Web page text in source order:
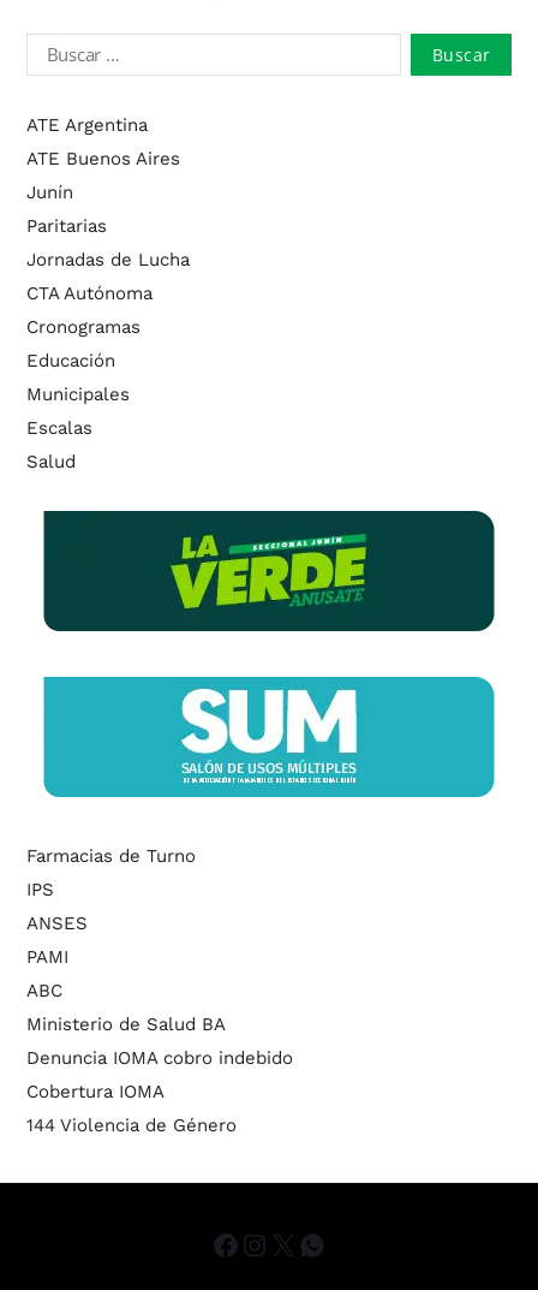
ATE Argentina
ATE Buenos Aires
Junín
Paritarias
Jornadas de Lucha
CTA Autónoma
Cronogramas
Educación
Municipales
Escalas
Salud
Farmacias de Turno
IPS
ANSES
PAMI
ABC
Ministerio de Salud BA
Denuncia IOMA cobro indebido
Cobertura IOMA
144 Violencia de Género